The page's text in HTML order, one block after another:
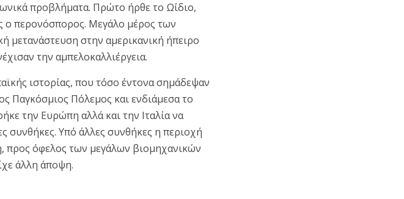
προβλήματα. Πρώτο ήρθε το Ωίδιο,
ο περονόσπορος. Μεγάλο μέρος των
μετανάστευση στην αμερικανική ήπειρο
την αμπελοκαλλιέργεια.
ιστορίας, που τόσο έντονα σημάδεψαν
Παγκόσμιος Πόλεμος και ενδιάμεσα το
την Ευρώπη αλλά και την Ιταλία να
συνθήκες. Υπό άλλες συνθήκες η περιοχή
προς όφελος των μεγάλων βιομηχανικών
άλλη άποψη.